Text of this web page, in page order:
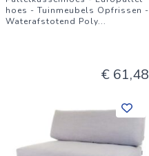
hoes - Tuinmeubels Opfrissen -
Waterafstotend Poly...
€ 61,48